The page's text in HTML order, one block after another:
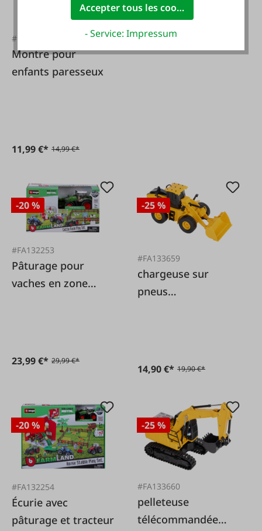
#FA131807
Montre pour
enfants paresseux
11,99 €* 14,99 €*
-20 %
#FA132253
Pâturage pour
vaches en zone
23,99 €* 29,99 €*
-25 %
#FA133659
chargeuse sur
pneus
14,90 €* 19,90 €*
-20 %
#FA132254
Écurie avec
pâturage et tracteur
-25 %
#FA133660
pelleteuse
télécommandée
Accepter tous les cookies
- Service: Impressum